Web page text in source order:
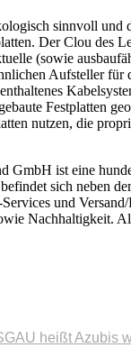
sinnvoll
Der Clou des
(sowie
Aufsteller
Festplatten
nutzen, die
GmbH ist eine
sich neben
Services und
Nachhaltigkeit.
heißt Azubis